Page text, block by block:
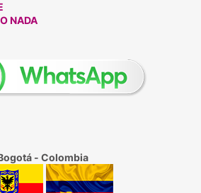
NADA
- Colombia